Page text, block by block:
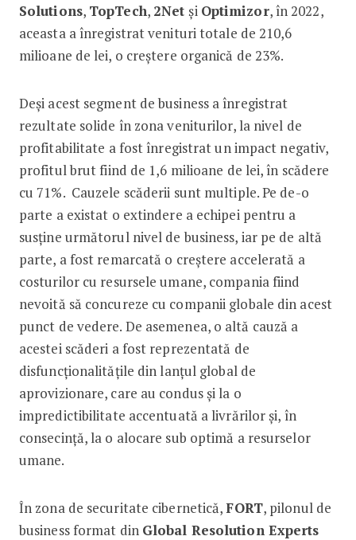
Solutions, TopTech, 2Netși Optimizor, în 2022,
aceasta a înregistrat venituri totale de 210,6
milioane de lei, o creștere organică de 23%.
Deși acest segment de business a înregistrat
rezultate solide în zona veniturilor, la nivel de
profitabilitate a fost înregistrat un impact negativ,
profitul brut fiind de 1,6 milioane de lei, în scădere
cu 71%. Cauzele scăderii sunt multiple. Pe de-o
parte a existat o extindere a echipei pentru a
susține următorul nivel de business, iar pe de altă
parte, a fost remarcată o creștere accelerată a
costurilor cu resursele umane, compania fiind
nevoită să concureze cu companii globale din acest
punct de vedere. De asemenea, o altă cauză a
acestei scăderi a fost reprezentată de
disfuncționalitățile din lanțul global de
aprovizionare, care au condus și la o
impredictibilitate accentuată a livrărilor și, în
consecință, la o alocare sub optimă a resurselor
umane.
În zona de securitate cibernetică,FORT, pilonul de
business format din Global Resolution Experts